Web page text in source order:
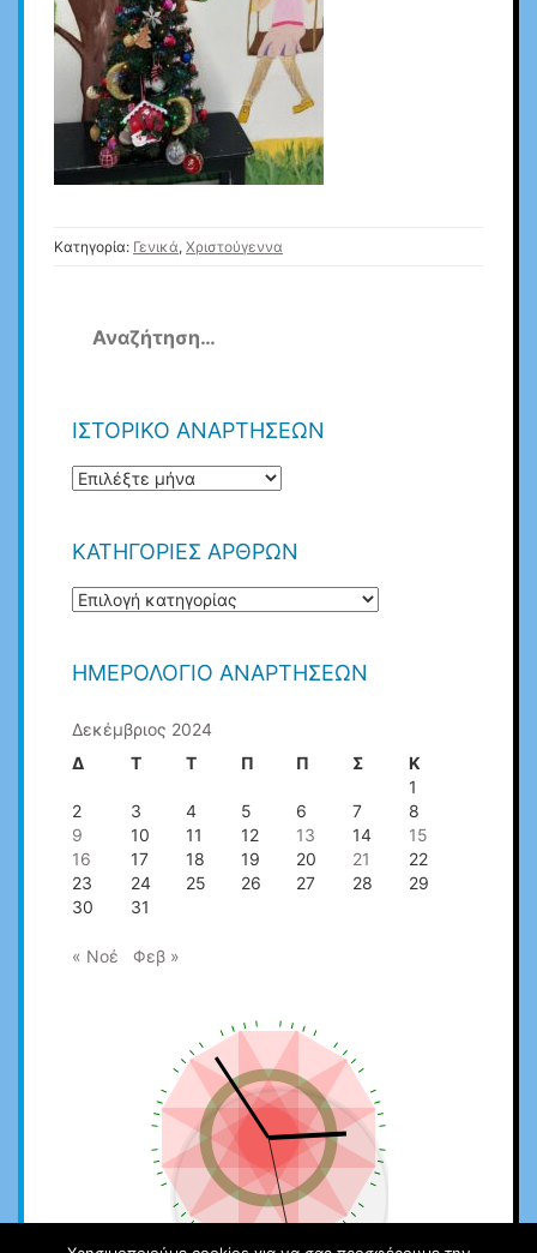
Κατηγορία: Γενικά, Χριστούγεννα
για:
ΙΣΤΟΡΙΚΟ ΑΝΑΡΤΗΣΕΩΝ
ΙΣΤΟΡΙΚΟ
ΚΑΤΗΓΟΡΙΕΣ ΑΡΘΡΩΝ
ΚΑΤΗΓΟΡΙΕΣ
ΗΜΕΡΟΛΌΓΙΟ ΑΝΑΡΤΉΣΕΩΝ
Δεκέμβριος 2024
Δ
Τ Τ Π Π Σ
Κ
1
2
3 4 5 6 7
8
9
10 11 12 13 14
15
16
17 18 19 20 21
22
23
24 25 26 27 28
29
30
31
« Νοέ Φεβ »